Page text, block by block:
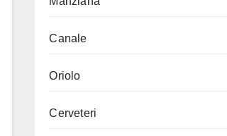
Canale
Oriolo
Cerveteri